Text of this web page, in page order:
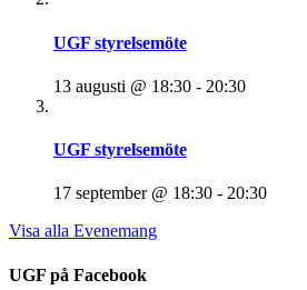
UGF styrelsemöte
13 augusti @ 18:30 - 20:30
UGF styrelsemöte
17 september @ 18:30 - 20:30
Visa alla Evenemang
UGF på Facebook